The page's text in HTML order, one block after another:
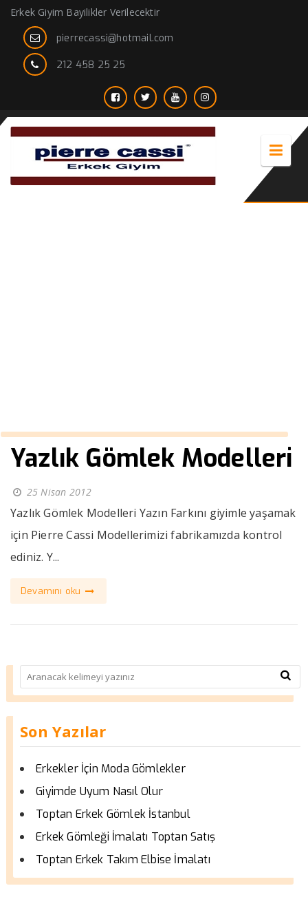
Erkek Giyim Bayilikler Verilecektir
pierrecassi@hotmail.com
212 458 25 25
Yazlık Gömlek Modelleri
25 Nisan 2012
Yazlık Gömlek Modelleri Yazın Farkını giyimle yaşamak
için Pierre Cassi Modellerimizi fabrikamızda kontrol
ediniz. Y...
Devamını oku
Son Yazılar
Erkekler İçin Moda Gömlekler
Giyimde Uyum Nasıl Olur
Toptan Erkek Gömlek İstanbul
Erkek Gömleği İmalatı Toptan Satış
Toptan Erkek Takım Elbise İmalatı